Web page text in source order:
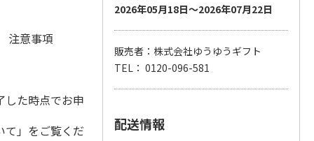
注意事項
た時点でお申
て」をご覧くだ
2026年05月18日～2026年07月22日
販売者：株式会社ゆうゆうギフト
TEL： 0120-096-581
配送情報